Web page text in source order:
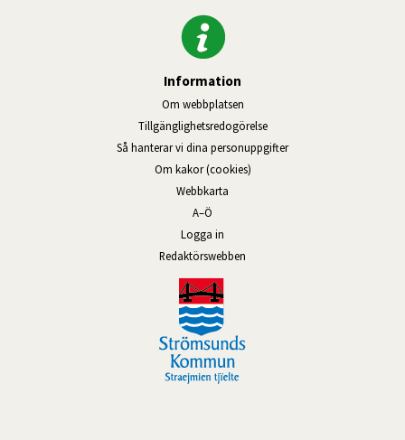
Information
Om webbplatsen
Tillgänglighetsredogörelse
Så hanterar vi dina personuppgifter
Om kakor (cookies)
Webbkarta
A–Ö
Logga in
Redaktörswebben